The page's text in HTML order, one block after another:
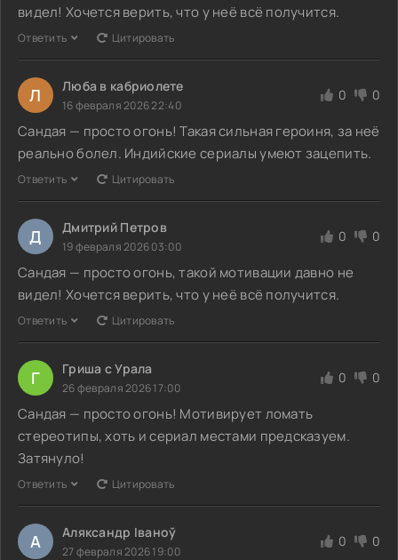
видел! Хочется верить, что у неё всё получится.
Ответить Цитировать
Л Люба в кабриолете
16 февраля 2026 22:40
0 0
Сандая — просто огонь! Такая сильная героиня, за неё
реально болел. Индийские сериалы умеют зацепить.
Ответить Цитировать
Д Дмитрий Петров
19 февраля 2026 03:00
0 0
Сандая — просто огонь, такой мотивации давно не
видел! Хочется верить, что у неё всё получится.
Ответить Цитировать
Г Гриша с Урала
26 февраля 2026 17:00
0 0
Сандая — просто огонь! Мотивирует ломать
стереотипы, хоть и сериал местами предсказуем.
Затянуло!
Ответить Цитировать
А Аляксандр Іваноў
27 февраля 2026 19:00
0 0